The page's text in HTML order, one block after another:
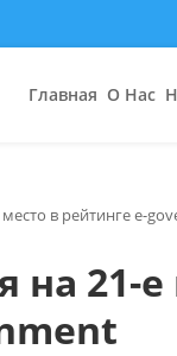
Главная О Нас
в рейтинге e-
на 21-е